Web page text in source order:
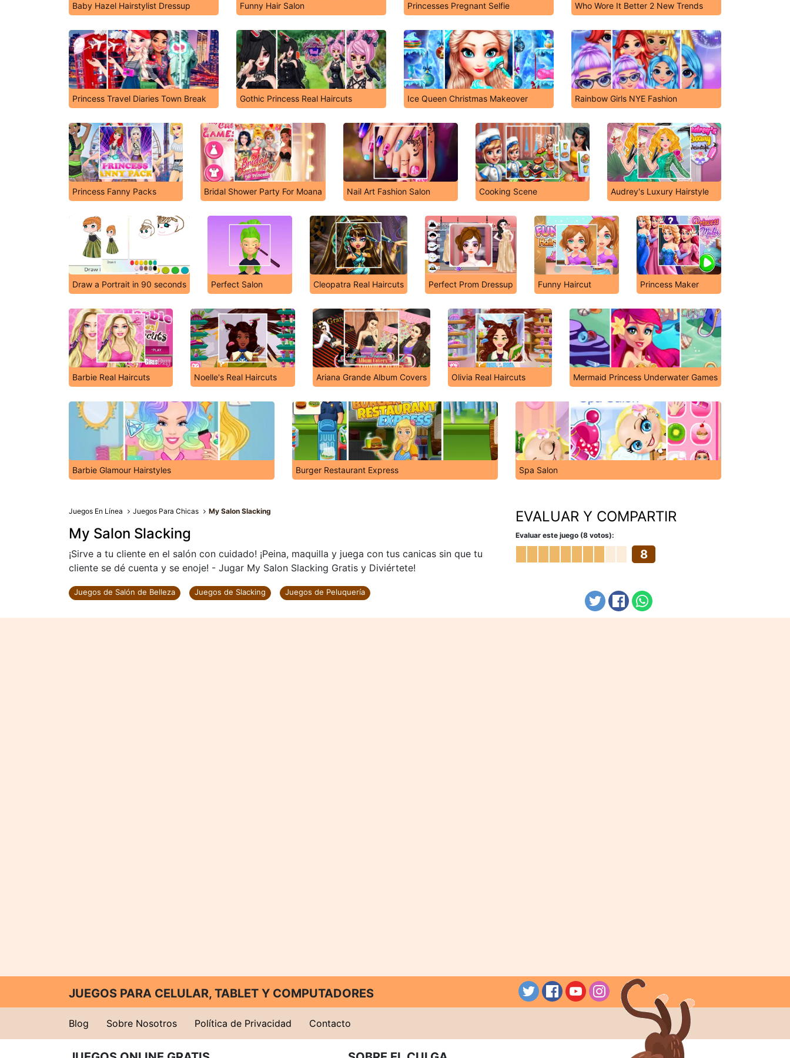
Baby Hazel Hairstylist Dressup Funny Hair Salon Princesses Pregnant Selfie Who Wore It Better 2 New Trends
Princess Travel Diaries Town Break Gothic Princess Real Haircuts Ice Queen Christmas Makeover Rainbow Girls NYE Fashion
Princess Fanny Packs Bridal Shower Party For Moana Nail Art Fashion Salon Cooking Scene Audrey's Luxury Hairstyle
Draw a Portrait in 90 seconds Perfect Salon Cleopatra Real Haircuts Perfect Prom Dressup Funny Haircut Princess Maker
Barbie Real Haircuts Noelle's Real Haircuts Ariana Grande Album Covers Olivia Real Haircuts Mermaid Princess Underwater Games
Barbie Glamour Hairstyles Burger Restaurant Express Spa Salon
Juegos En Línea Juegos Para Chicas My Salon Slacking
My Salon Slacking
¡Sirve a tu cliente en el salón con cuidado! ¡Peina, maquilla y juega con tus canicas sin que tu
cliente se dé cuenta y se enoje! - Jugar My Salon Slacking Gratis y Diviértete!
Juegos de Salón de Belleza Juegos de Slacking Juegos de Peluquería
EVALUAR Y COMPARTIR
Evaluar este juego (8 votos):
8
JUEGOS PARA CELULAR, TABLET Y COMPUTADORES
Blog Sobre Nosotros Política de Privacidad Contacto